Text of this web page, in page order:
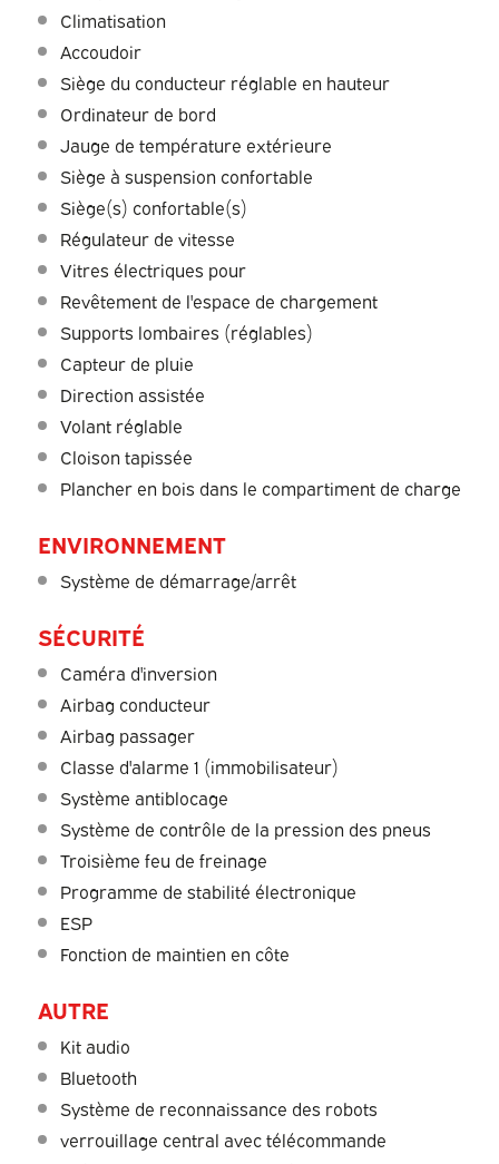
Climatisation
Accoudoir
Siège du conducteur réglable en hauteur
Ordinateur de bord
Jauge de température extérieure
Siège à suspension confortable
Siège(s) confortable(s)
Régulateur de vitesse
Vitres électriques pour
Revêtement de l'espace de chargement
Supports lombaires (réglables)
Capteur de pluie
Direction assistée
Volant réglable
Cloison tapissée
Plancher en bois dans le compartiment de charge
ENVIRONNEMENT
Système de démarrage/arrêt
SÉCURITÉ
Caméra d'inversion
Airbag conducteur
Airbag passager
Classe d'alarme 1 (immobilisateur)
Système antiblocage
Système de contrôle de la pression des pneus
Troisième feu de freinage
Programme de stabilité électronique
ESP
Fonction de maintien en côte
AUTRE
Kit audio
Bluetooth
Système de reconnaissance des robots
verrouillage central avec télécommande